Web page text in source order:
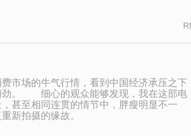
市场的牛气行情，看到中国经济承压之下
劲。 细心的观众能够发现，我在这部电
甚至相同连贯的情节中，胖瘦明显不一
新拍摄的缘故。